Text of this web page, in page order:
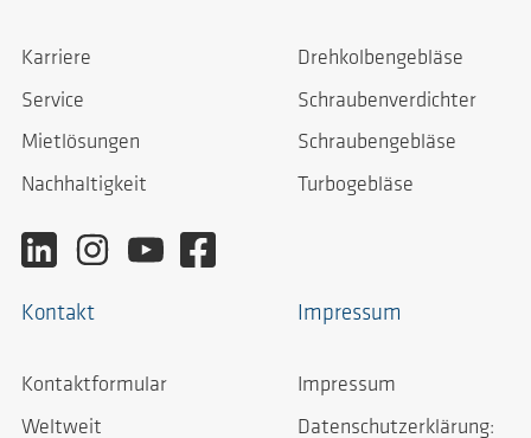
Karriere
Service
Mietlösungen
Nachhaltigkeit
Drehkolbengebläse
Schraubenverdichter
Schraubengebläse
Turbogebläse
Kontakt
Kontaktformular
Weltweit
Impressum
Impressum
Datenschutzerklärung: